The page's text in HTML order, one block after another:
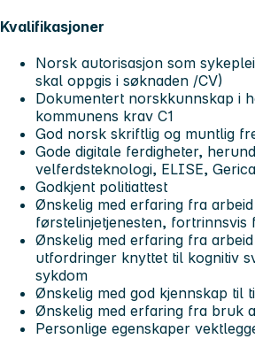
Kvalifikasjoner
Norsk autorisasjon som
skal oppgis i søknaden /CV)
Dokumentert norskkunnskap i
kommunens krav C1
God norsk skriftlig og muntlig
Gode digitale ferdigheter,
velferdsteknologi, ELISE,
Godkjent politiattest
Ønskelig med erfaring fra
førstelinjetjenesten, fortrinnsvis
Ønskelig med erfaring fra
utfordringer knyttet til kognitiv
sykdom
Ønskelig med god kjennskap til
Ønskelig med erfaring fra bruk
Personlige egenskaper